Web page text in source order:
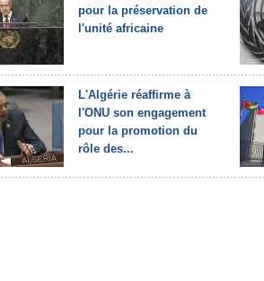
pour la préservation de
l'unité africaine
L'Algérie réaffirme à
l'ONU son engagement
pour la promotion du
rôle des...